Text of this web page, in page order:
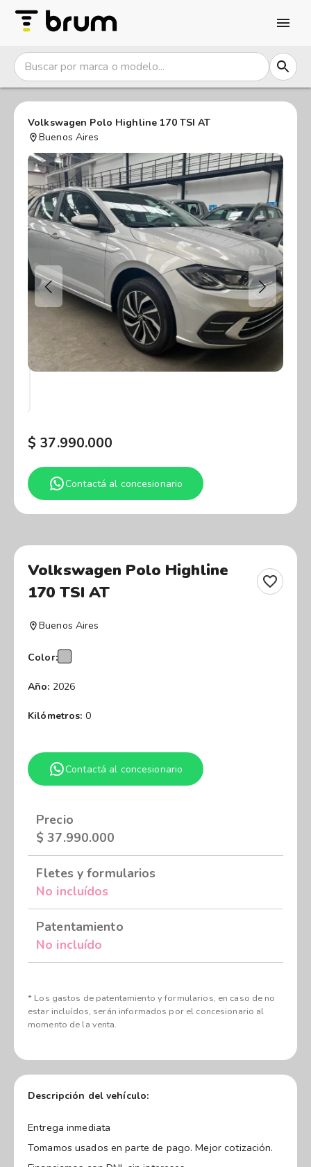
Volkswagen Polo Highline 170 TSI AT
Buenos Aires
$ 37.990.000
Contactá al concesionario
Volkswagen Polo Highline
170 TSI AT
Buenos Aires
Color:
Año: 2026
Kilómetros: 0
Contactá al concesionario
Precio
$ 37.990.000
Fletes y formularios
No incluídos
Patentamiento
No incluído
* Los gastos de patentamiento y formularios, en caso de no
estar incluídos, serán informados por el concesionario al
momento de la venta.
Descripción del vehículo:
Entrega inmediata
Tomamos usados en parte de pago. Mejor cotización.